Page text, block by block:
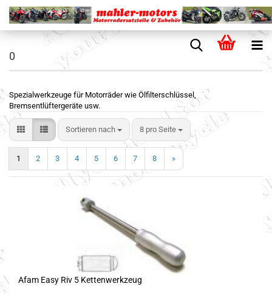
0
Spezialwerkzeuge für Motorräder wie Ölfilterschlüssel,
Bremsentlüftergeräte usw.
Sortieren nach 8 pro Seite
1 2 3 4 5 6 7 8 »
Afam Easy Riv 5 Kettenwerkzeug